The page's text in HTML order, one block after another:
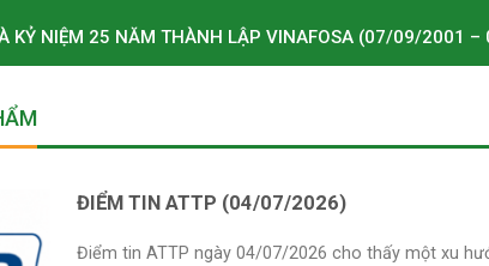
KỶ NIỆM 25 NĂM THÀNH LẬP VINAFOSA (07/09/2001
ĐIỂM TIN ATTP (04/07/2026)
Điểm tin ATTP ngày 04/07/2026 cho thấy một xu